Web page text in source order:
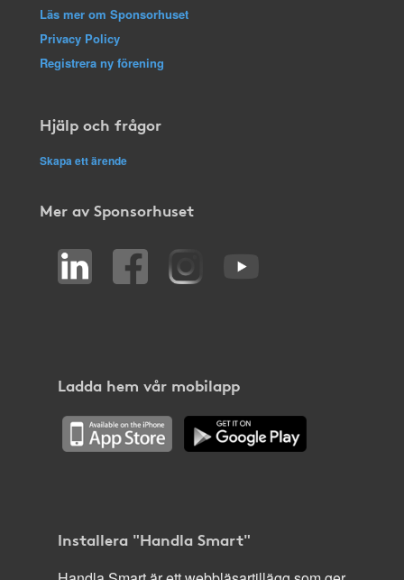
Läs mer om Sponsorhuset
Privacy Policy
Registrera ny förening
Hjälp och frågor
Skapa ett ärende
Mer av Sponsorhuset
Ladda hem vår mobilapp
Installera "Handla Smart"